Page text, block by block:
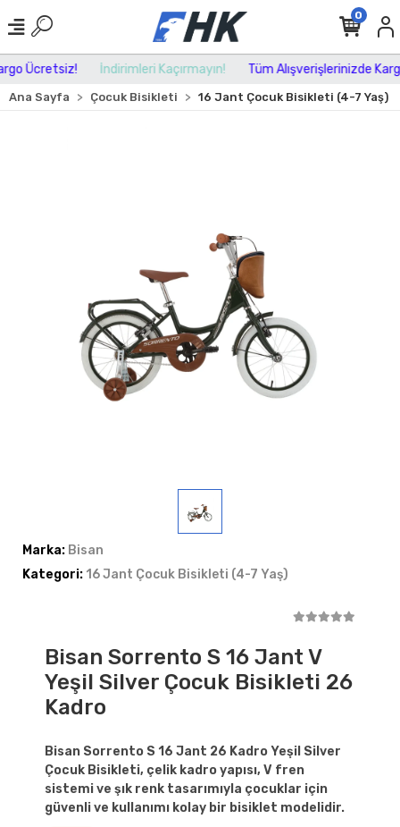
Ücretsiz! İndirimleri Kaçırmayın! Tüm Alışverişlerinizde
0
Ana Sayfa Çocuk Bisikleti 16 Jant Çocuk Bisikleti (4-7 Yaş)
Marka: Bisan
Kategori: 16 Jant Çocuk Bisikleti (4-7 Yaş)
Bisan Sorrento S 16 Jant V
Yeşil Silver Çocuk Bisikleti 26
Kadro
Bisan Sorrento S 16 Jant 26 Kadro Yeşil Silver
Çocuk Bisikleti, çelik kadro yapısı, V fren
sistemi ve şık renk tasarımıyla çocuklar için
güvenli ve kullanımı kolay bir bisiklet modelidir.